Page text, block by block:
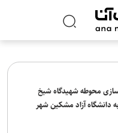
محوطه شهیدگاه شیخ
دانشگاه آزاد مشکین شهر